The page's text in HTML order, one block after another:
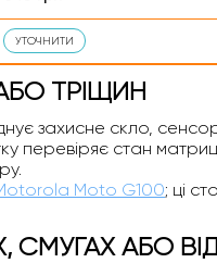
УТОЧНИТИ
ТРІЩИН
захисне скло,
перевіряє стан
Moto G100; ці
СМУГАХ АБО